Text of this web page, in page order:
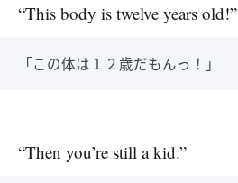
“This body is twelve years old!”
「この体は１２歳だもんっ！」
“Then you’re still a kid.”